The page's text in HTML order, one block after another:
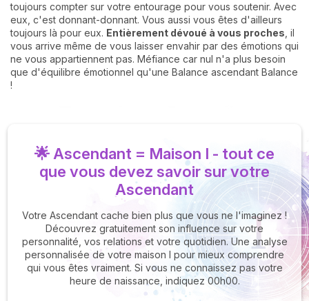
toujours compter sur votre entourage pour vous soutenir. Avec
eux, c'est donnant-donnant. Vous aussi vous êtes d'ailleurs
toujours là pour eux. Entièrement dévoué à vous proches , il
vous arrive même de vous laisser envahir par des émotions qui
ne vous appartiennent pas. Méfiance car nul n'a plus besoin
que d'équilibre émotionnel qu'une Balance ascendant Balance
!
🌟 Ascendant = Maison I - tout ce
que vous devez savoir sur votre
Ascendant
Votre Ascendant cache bien plus que vous ne l'imaginez !
Découvrez gratuitement son influence sur votre
personnalité, vos relations et votre quotidien. Une analyse
personnalisée de votre maison I pour mieux comprendre
qui vous êtes vraiment. Si vous ne connaissez pas votre
heure de naissance, indiquez 00h00.